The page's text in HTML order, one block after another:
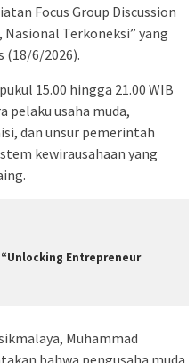
Focus Group Discussion
Terkoneksi” yang
(18/6/2026).
15.00 hingga 21.00 WIB
pelaku usaha muda,
dan unsur pemerintah
kewirausahaan yang
Entrepreneur
Muhammad